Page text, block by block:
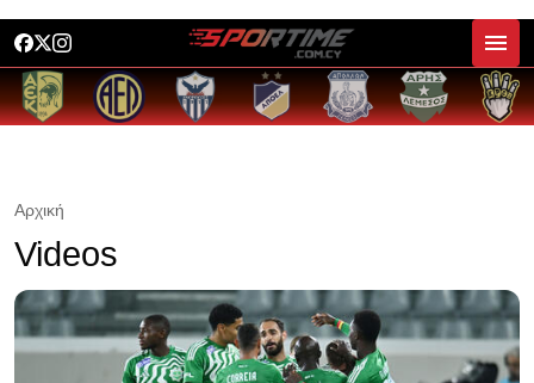
Αρχική
Videos